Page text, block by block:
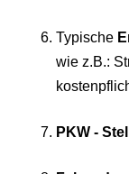
Typische
wie z.B.:
PKW -